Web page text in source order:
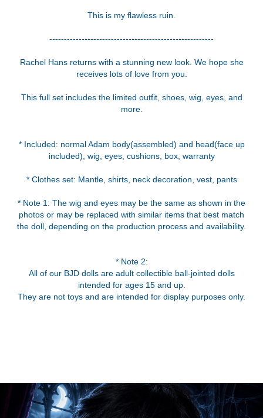
This is my flawless ruin.
--------------------------------------------------------
Rachel Hans returns with a stunning new look. We hope she
receives lots of love from you.
This full set includes the limited outfit, shoes, wig, eyes, and
more.
* Included: normal Adam body(assembled) and head(face up
included), wig, eyes, cushions, box, warranty
* Clothes set: Mantle, shirts, neck decoration, vest, pants
* Note 1: The wig and eyes may be the same as shown in the
photos or may be replaced with similar items that best match
the doll, depending on the production process and availability.
* Note 2:
All of our BJD dolls are adult collectible ball-jointed dolls
intended for ages 15 and up.
They are not toys and are intended for display purposes only.